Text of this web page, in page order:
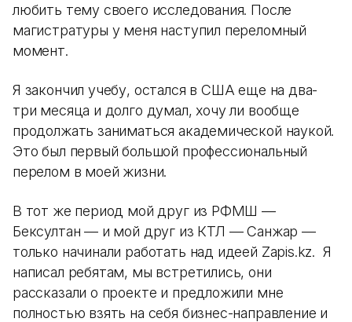
любить тему своего исследования. После
магистратуры у меня наступил переломный
момент.
Я закончил учебу, остался в США еще на два-
три месяца и долго думал, хочу ли вообще
продолжать заниматься академической наукой.
Это был первый большой профессиональный
перелом в моей жизни.
В тот же период мой друг из РФМШ —
Бексултан — и мой друг из КТЛ — Санжар —
только начинали работать над идеей Zapis.kz. Я
написал ребятам, мы встретились, они
рассказали о проекте и предложили мне
полностью взять на себя бизнес-направление и